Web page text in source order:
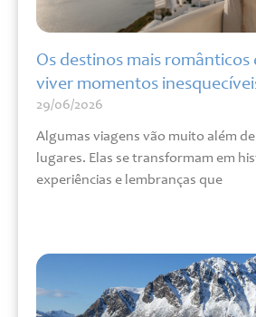
Os destinos mais
viver momentos
29/06/2026
Algumas viagens vão muito além
lugares. Elas se transformam em
experiências e lembranças que